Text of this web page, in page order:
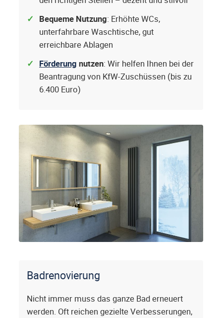
Bequeme Nutzung: Erhöhte WCs,
unterfahrbare Waschtische, gut
erreichbare Ablagen
Förderung nutzen: Wir helfen Ihnen bei der
Beantragung von KfW-Zuschüssen (bis zu
6.400 Euro)
Badrenovierung
Nicht immer muss das ganze Bad erneuert
werden. Oft reichen gezielte Verbesserungen,